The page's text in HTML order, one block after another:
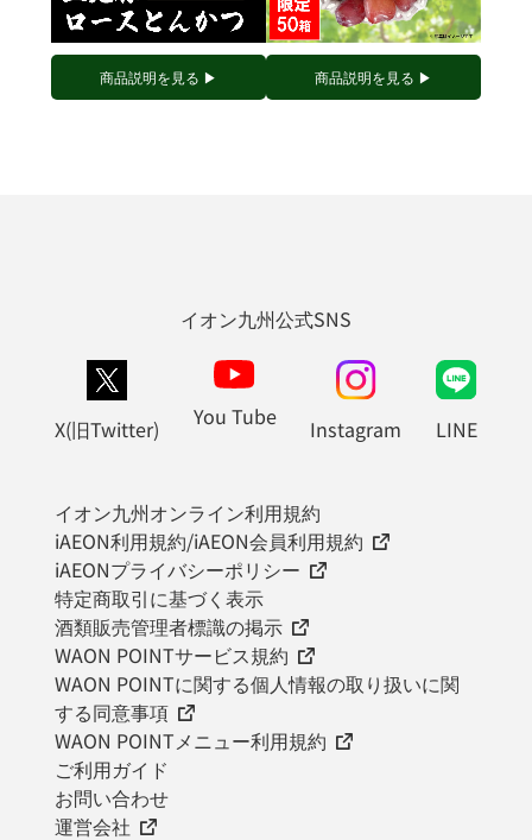
商品説明を見る ▶︎ 商品説明を見る ▶︎
イオン九州公式SNS
X(旧Twitter) You Tube Instagram LINE
イオン九州オンライン利用規約
iAEON利用規約/iAEON会員利用規約
iAEONプライバシーポリシー
特定商取引に基づく表示
酒類販売管理者標識の掲示
WAON POINTサービス規約
WAON POINTに関する個人情報の取り扱いに関
する同意事項
WAON POINTメニュー利用規約
ご利用ガイド
お問い合わせ
運営会社